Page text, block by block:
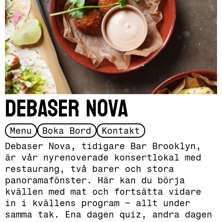
Slide 1 of 2.
Debaser nova
Menu Boka Bord
Kontakt
Debaser Nova, tidigare Bar Brooklyn,
är vår nyrenoverade konsertlokal med
restaurang, två barer och stora
panoramafönster. Här kan du börja
kvällen med mat och fortsätta vidare
in i kvällens program – allt under
samma tak. Ena dagen quiz, andra dagen